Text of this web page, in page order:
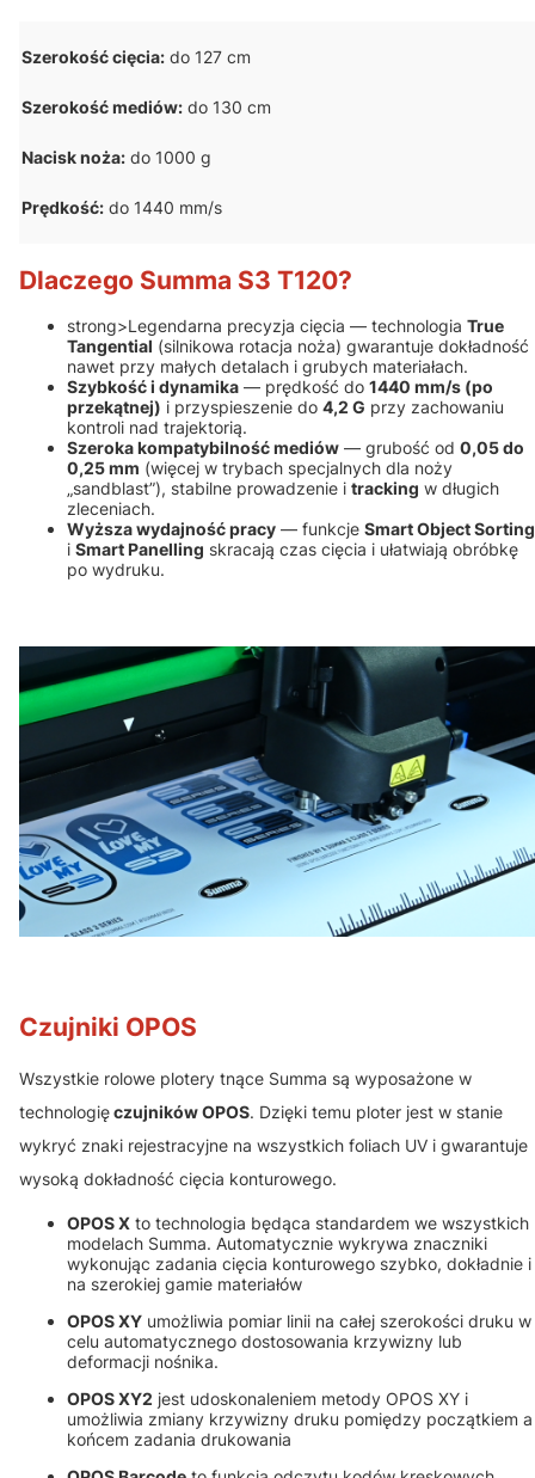
Szerokość cięcia: do 127 cm
Szerokość mediów: do 130 cm
Nacisk noża: do 1000 g
Prędkość: do 1440 mm/s
Dlaczego Summa S3 T120?
strong>Legendarna precyzja cięcia — technologia True
Tangential (silnikowa rotacja noża) gwarantuje dokładność
nawet przy małych detalach i grubych materiałach.
Szybkość i dynamika — prędkość do 1440 mm/s (po
przekątnej) i przyspieszenie do 4,2 G przy zachowaniu
kontroli nad trajektorią.
Szeroka kompatybilność mediów — grubość od 0,05 do
0,25 mm (więcej w trybach specjalnych dla noży
„sandblast”), stabilne prowadzenie i tracking w długich
zleceniach.
Wyższa wydajność pracy — funkcje Smart Object Sorting
i Smart Panelling skracają czas cięcia i ułatwiają obróbkę
po wydruku.
Czujniki OPOS
Wszystkie rolowe plotery tnące Summa są wyposażone w
technologięczujników OPOS. Dzięki temu ploter jest w stanie
wykryć znaki rejestracyjne na wszystkich foliach UV i gwarantuje
wysoką dokładność cięcia konturowego.
OPOS X to technologia będąca standardem we wszystkich
modelach Summa. Automatycznie wykrywa znaczniki
wykonując zadania cięcia konturowego szybko, dokładnie i
na szerokiej gamie materiałów
OPOS XY umożliwia pomiar linii na całej szerokości druku w
celu automatycznego dostosowania krzywizny lub
deformacji nośnika.
OPOS XY2 jest udoskonaleniem metody OPOS XY i
umożliwia zmiany krzywizny druku pomiędzy początkiem a
końcem zadania drukowania